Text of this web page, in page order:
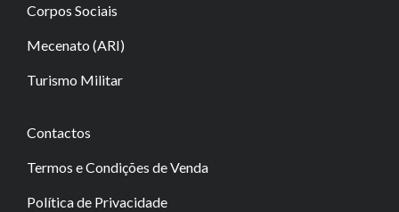
Corpos Sociais
Mecenato (ARI)
Turismo Militar
Contactos
Termos e Condições de Venda
Política de Privacidade